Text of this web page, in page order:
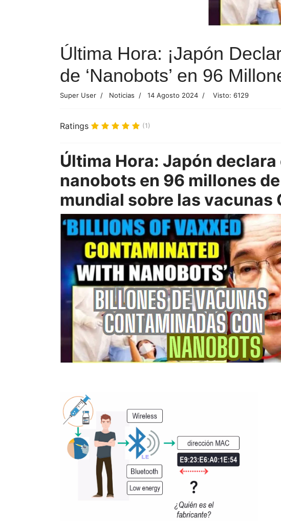
Última Hora: ¡Japón
de ‘Nanobots’ en 96
Super User Noticias 14 Agosto 2024 Visto: 6129
Ratings (1)
Última Hora: Japón
nanobots en 96 millones
mundial sobre las vacunas